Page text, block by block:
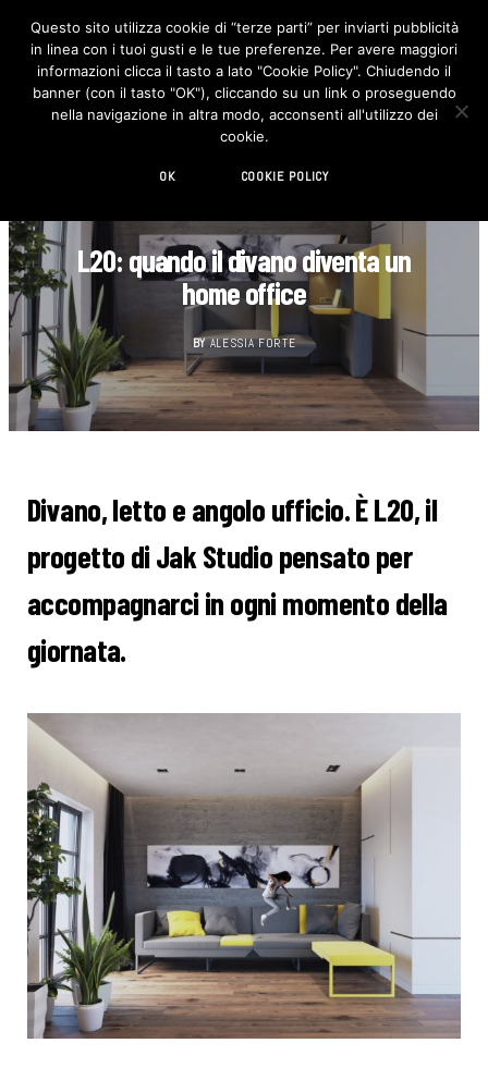
F
c
e
b
o
I
n
s
t
L20: quando il divano diventa un
home office
BY ALESSIA FORTE
Divano, letto e angolo ufficio. È L20, il
progetto di Jak Studio pensato per
accompagnarci in ogni momento della
giornata.
Questo sito utilizza cookie di “terze parti” per inviarti pubblicità
in linea con i tuoi gusti e le tue preferenze. Per avere maggiori
informazioni clicca il tasto a lato "Cookie Policy". Chiudendo il
banner (con il tasto "OK"), cliccando su un link o proseguendo
nella navigazione in altra modo, acconsenti all'utilizzo dei
cookie.
OK COOKIE POLICY